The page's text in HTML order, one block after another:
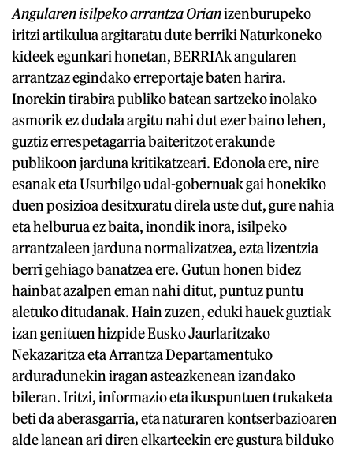
Angularen isilpeko arrantza Orianizenburupeko
iritzi artikulua argitaratu dute berriki Naturkoneko
kideek egunkari honetan, BERRIAk angularen
arrantzaz egindako erreportaje baten harira.
Inorekin tirabira publiko batean sartzeko inolako
asmorik ez dudala argitu nahi dut ezer baino lehen,
guztiz errespetagarria baiteritzot erakunde
publikoon jarduna kritikatzeari. Edonola ere, nire
esanak eta Usurbilgo udal-gobernuak gai honekiko
duen posizioa desitxuratu direla uste dut, gure nahia
eta helburua ez baita, inondik inora, isilpeko
arrantzaleen jarduna normalizatzea, ezta lizentzia
berri gehiago banatzea ere. Gutun honen bidez
hainbat azalpen eman nahi ditut, puntuz puntu
aletuko ditudanak. Hain zuzen, eduki hauek guztiak
izan genituen hizpide Eusko Jaurlaritzako
Nekazaritza eta Arrantza Departamentuko
arduradunekin iragan asteazkenean izandako
bileran. Iritzi, informazio eta ikuspuntuen trukaketa
beti da aberasgarria, eta naturaren kontserbazioaren
alde lanean ari diren elkarteekin ere gustura bilduko